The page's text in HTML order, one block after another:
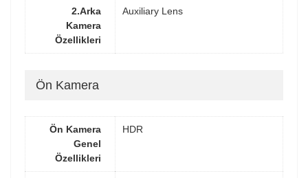
2.Arka
Kamera
Özellikleri
Auxiliary Lens
Ön Kamera
Ön Kamera
Genel
Özellikleri
HDR